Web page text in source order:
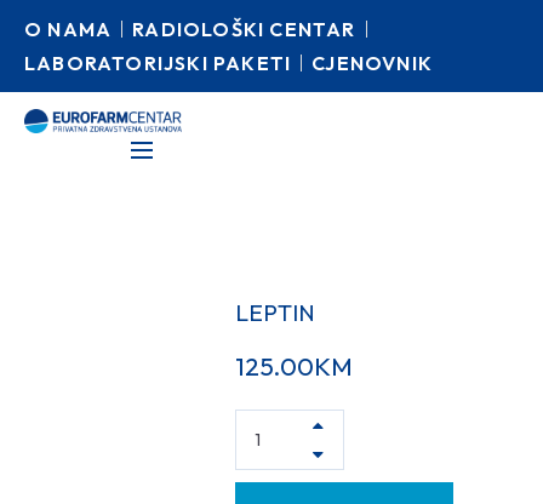
O NAMA
RADIOLOŠKI CENTAR
LABORATORIJSKI PAKETI
CJENOVNIK
LEPTIN
125.00KM